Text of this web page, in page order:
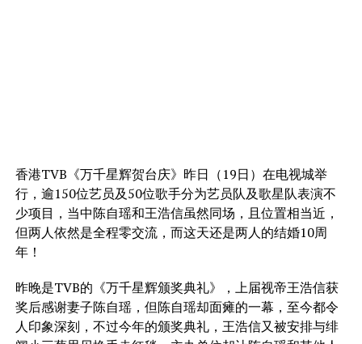
香港TVB《万千星辉贺台庆》昨日（19日）在电视城举
行，逾150位艺员及50位歌手分为艺员队及歌星队表演不
少项目，当中陈自瑶和王浩信虽然同场，且位置相当近，
但两人依然是全程零交流，而这天还是两人的结婚10周
年！
昨晚是TVB的《万千星辉颁奖典礼》，上届视帝王浩信获
奖后感谢妻子陈自瑶，但陈自瑶却面瘫的一幕，至今都令
人印象深刻，不过今年的颁奖典礼，王浩信又被安排与绯